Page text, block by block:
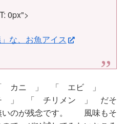
0px">
な、お魚アイス
「 カニ 」 「 エビ 」
」 「 チリメン 」 だそ
いのが残念です。 風味もそ